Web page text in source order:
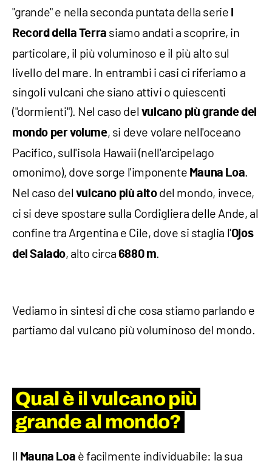
"grande" e nella seconda puntata della serie
Record della Terra siamo andati a scoprire, in
particolare, il più voluminoso e il più alto sul
livello del mare. In entrambi i casi ci riferiamo a
singoli vulcani che siano attivi o quiescenti
("dormienti"). Nel caso del vulcano più grande del
mondo per volume, si deve volare nell'oceano
Pacifico, sull'isola Hawaii (nell'arcipelago
omonimo), dove sorge l'imponente Mauna Loa.
Nel caso del vulcano più altodel mondo, invece,
ci si deve spostare sulla Cordigliera delle Ande, al
confine tra Argentina e Cile, dove si staglia l'Ojos
del Salado, alto circa 6880 m.
Vediamo in sintesi di che cosa stiamo parlando e
partiamo dal vulcano più voluminoso del mondo.
Qual è il vulcano più
grande al mondo?
Il Mauna Loa è facilmente individuabile: la sua